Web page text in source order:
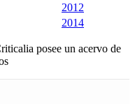
2012
2014
posee un acervo de